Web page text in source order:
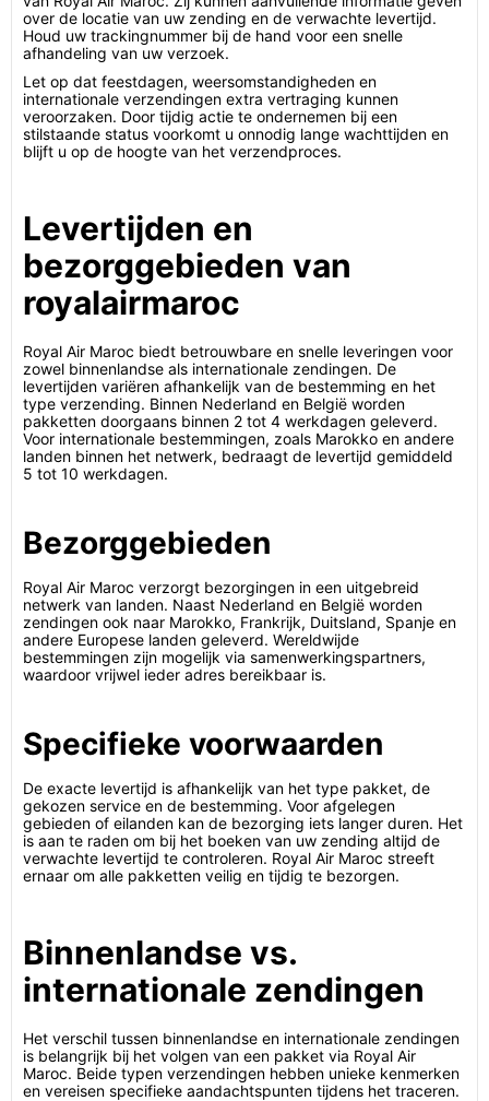
over de locatie van uw zending en de verwachte levertijd.
Houd uw trackingnummer bij de hand voor een snelle
afhandeling van uw verzoek.
Let op dat feestdagen, weersomstandigheden en
internationale verzendingen extra vertraging kunnen
veroorzaken. Door tijdig actie te ondernemen bij een
stilstaande status voorkomt u onnodig lange wachttijden en
blijft u op de hoogte van het verzendproces.
Levertijden en
bezorggebieden van
royalairmaroc
Royal Air Maroc biedt betrouwbare en snelle leveringen voor
zowel binnenlandse als internationale zendingen. De
levertijden variëren afhankelijk van de bestemming en het
type verzending. Binnen Nederland en België worden
pakketten doorgaans binnen 2 tot 4 werkdagen geleverd.
Voor internationale bestemmingen, zoals Marokko en andere
landen binnen het netwerk, bedraagt de levertijd gemiddeld
5 tot 10 werkdagen.
Bezorggebieden
Royal Air Maroc verzorgt bezorgingen in een uitgebreid
netwerk van landen. Naast Nederland en België worden
zendingen ook naar Marokko, Frankrijk, Duitsland, Spanje en
andere Europese landen geleverd. Wereldwijde
bestemmingen zijn mogelijk via samenwerkingspartners,
waardoor vrijwel ieder adres bereikbaar is.
Specifieke voorwaarden
De exacte levertijd is afhankelijk van het type pakket, de
gekozen service en de bestemming. Voor afgelegen
gebieden of eilanden kan de bezorging iets langer duren. Het
is aan te raden om bij het boeken van uw zending altijd de
verwachte levertijd te controleren. Royal Air Maroc streeft
ernaar om alle pakketten veilig en tijdig te bezorgen.
Binnenlandse vs.
internationale zendingen
Het verschil tussen binnenlandse en internationale zendingen
is belangrijk bij het volgen van een pakket via Royal Air
Maroc. Beide typen verzendingen hebben unieke kenmerken
en vereisen specifieke aandachtspunten tijdens het traceren.